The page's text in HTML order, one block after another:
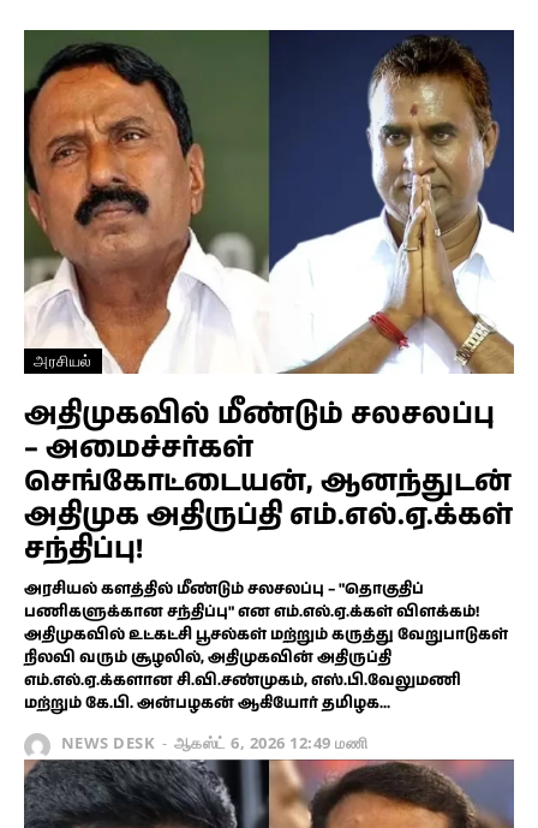
அரசியல்
அதிமுகவில் மீண்டும் சலசலப்பு
– அமைச்சர்கள்
செங்கோட்டையன், ஆனந்துடன்
அதிமுக அதிருப்தி எம்.எல்.ஏ.க்கள்
சந்திப்பு!
அரசியல் களத்தில் மீண்டும் சலசலப்பு – "தொகுதிப்
பணிகளுக்கான சந்திப்பு" என எம்.எல்.ஏ.க்கள் விளக்கம்!
அதிமுகவில் உட்கட்சி பூசல்கள் மற்றும் கருத்து வேறுபாடுகள்
நிலவி வரும் சூழலில், அதிமுகவின் அதிருப்தி
எம்.எல்.ஏ.க்களான சி.வி.சண்முகம், எஸ்.பி.வேலுமணி
மற்றும் கே.பி. அன்பழகன் ஆகியோர் தமிழக...
NEWS DESK - ஆகஸ்ட் 6, 2026 12:49 மணி